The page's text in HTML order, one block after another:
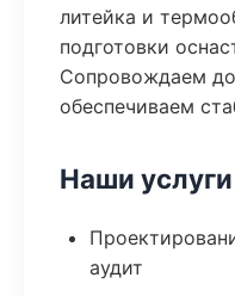
литейка и
подготовки
Сопровождаем
обеспечиваем
Наши услуги
аудит